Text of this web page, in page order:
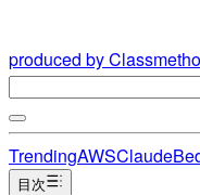
produced by
TrendingAWSClaude
目次